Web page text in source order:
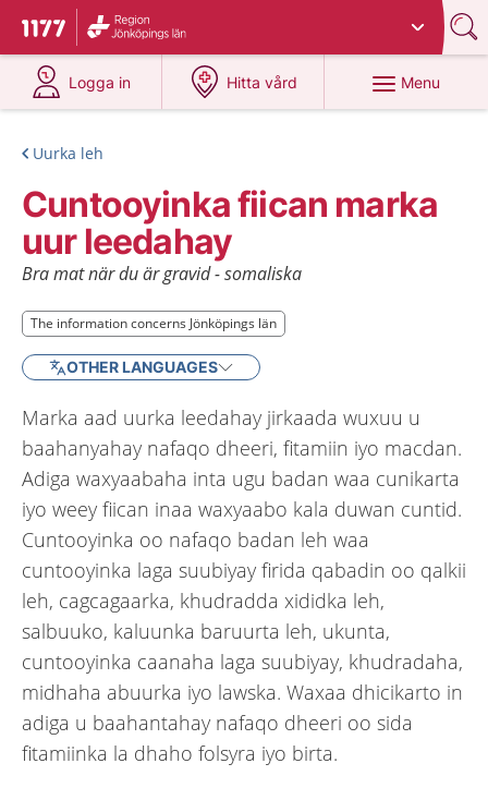
To start page for 1177
Du har valt region
Logga in
at 1177.se
Hitta vård
at 1177.se
Menu
Uurka leh
Cuntooyinka fiican marka
uur leedahay
Bra mat när du är gravid - somaliska
The information concerns Jönköpings län
The information concerns Jönköpings län
OTHER LANGUAGES
Marka aad uurka leedahay jirkaada wuxuu u
baahanyahay nafaqo dheeri, fitamiin iyo macdan.
Adiga waxyaabaha inta ugu badan waa cunikarta
iyo weey fiican inaa waxyaabo kala duwan cuntid.
Cuntooyinka oo nafaqo badan leh waa
cuntooyinka laga suubiyay firida qabadin oo qalkii
leh, cagcagaarka, khudradda xididka leh,
salbuuko, kaluunka baruurta leh, ukunta,
cuntooyinka caanaha laga suubiyay, khudradaha,
midhaha abuurka iyo lawska. Waxaa dhicikarto in
adiga u baahantahay nafaqo dheeri oo sida
fitamiinka la dhaho folsyra iyo birta.